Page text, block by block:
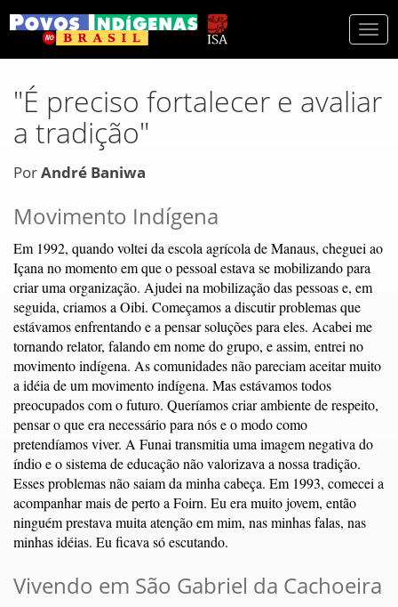
"É preciso fortalecer e avaliar
a tradição"
PorAndré Baniwa
Movimento Indígena
Em 1992, quando voltei da escola agrícola de Manaus, cheguei ao
Içana no momento em que o pessoal estava se mobilizando para
criar uma organização. Ajudei na mobilização das pessoas e, em
seguida, criamos a Oibi. Começamos a discutir problemas que
estávamos enfrentando e a pensar soluções para eles. Acabei me
tornando relator, falando em nome do grupo, e assim, entrei no
movimento indígena. As comunidades não pareciam aceitar muito
a idéia de um movimento indígena. Mas estávamos todos
preocupados com o futuro. Queríamos criar ambiente de respeito,
pensar o que era necessário para nós e o modo como
pretendíamos viver. A Funai transmitia uma imagem negativa do
índio e o sistema de educação não valorizava a nossa tradição.
Esses problemas não saiam da minha cabeça. Em 1993, comecei a
acompanhar mais de perto a Foirn. Eu era muito jovem, então
ninguém prestava muita atenção em mim, nas minhas falas, nas
minhas idéias. Eu ficava só escutando.
Vivendo em São Gabriel da Cachoeira